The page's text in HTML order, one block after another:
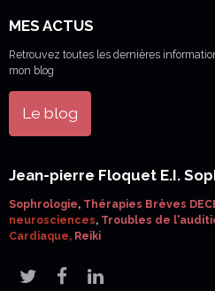
MES ACTUS
Retrouvez toutes les dernières
mon blog
Le blog
Jean-pierre Floquet E.I.
Sophrologie, Thérapies Brèves
neurosciences, Troubles de
Cardiaque, Reiki